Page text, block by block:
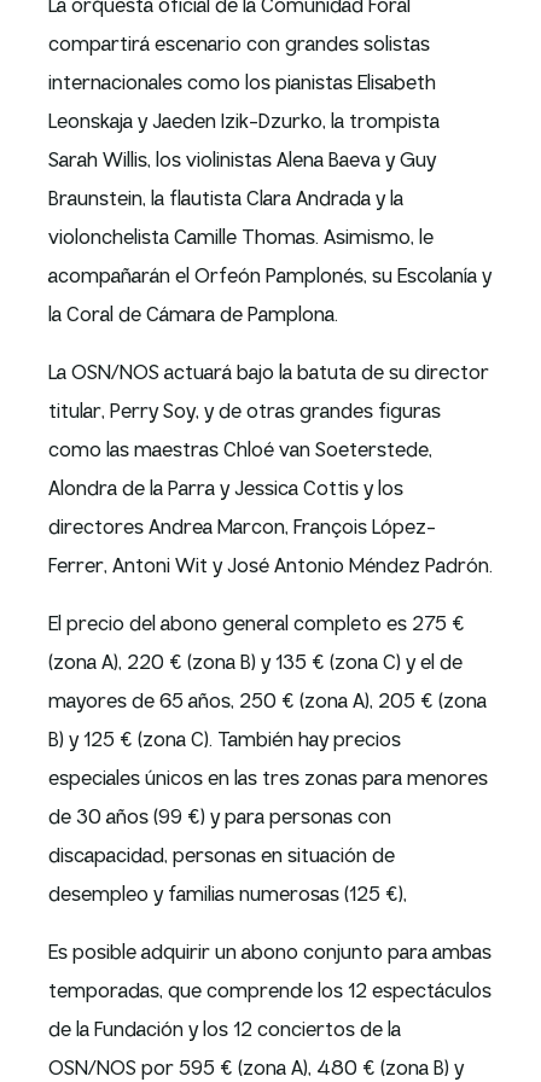
La orquesta oficial de la Comunidad Foral
compartirá escenario con grandes solistas
internacionales como los pianistas Elisabeth
Leonskaja y Jaeden Izik-Dzurko, la trompista
Sarah Willis, los violinistas Alena Baeva y Guy
Braunstein, la flautista Clara Andrada y la
violonchelista Camille Thomas. Asimismo, le
acompañarán el Orfeón Pamplonés, su Escolanía y
la Coral de Cámara de Pamplona.
La OSN/NOS actuará bajo la batuta de su director
titular, Perry Soy, y de otras grandes figuras
como las maestras Chloé van Soeterstede,
Alondra de la Parra y Jessica Cottis y los
directores Andrea Marcon, François López-
Ferrer, Antoni Wit y José Antonio Méndez Padrón.
El precio del abono general completo es 275 €
(zona A), 220 € (zona B) y 135 € (zona C) y el de
mayores de 65 años, 250 € (zona A), 205 € (zona
B) y 125 € (zona C). También hay precios
especiales únicos en las tres zonas para menores
de 30 años (99 €) y para personas con
discapacidad, personas en situación de
desempleo y familias numerosas (125 €),
Es posible adquirir un abono conjunto para ambas
temporadas, que comprende los 12 espectáculos
de la Fundación y los 12 conciertos de la
OSN/NOS por 595 € (zona A), 480 € (zona B) y